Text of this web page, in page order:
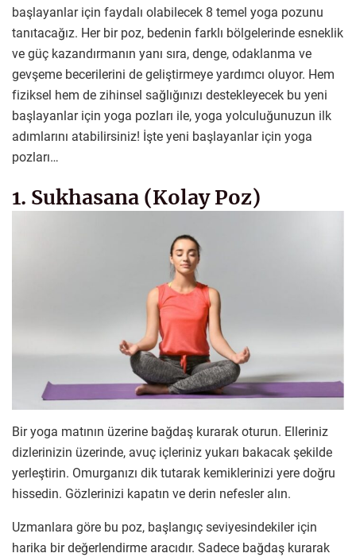
başlayanlar için faydalı olabilecek 8 temel yoga pozunu
tanıtacağız. Her bir poz, bedenin farklı bölgelerinde esneklik
ve güç kazandırmanın yanı sıra, denge, odaklanma ve
gevşeme becerilerini de geliştirmeye yardımcı oluyor. Hem
fiziksel hem de zihinsel sağlığınızı destekleyecek bu yeni
başlayanlar için yoga pozları ile, yoga yolculuğunuzun ilk
adımlarını atabilirsiniz! İşte yeni başlayanlar için yoga
pozları…
1. Sukhasana (Kolay Poz)
Bir yoga matının üzerine bağdaş kurarak oturun. Elleriniz
dizlerinizin üzerinde, avuç içleriniz yukarı bakacak şekilde
yerleştirin. Omurganızı dik tutarak kemiklerinizi yere doğru
hissedin. Gözlerinizi kapatın ve derin nefesler alın.
Uzmanlara göre bu poz, başlangıç seviyesindekiler için
harika bir değerlendirme aracıdır. Sadece bağdaş kurarak